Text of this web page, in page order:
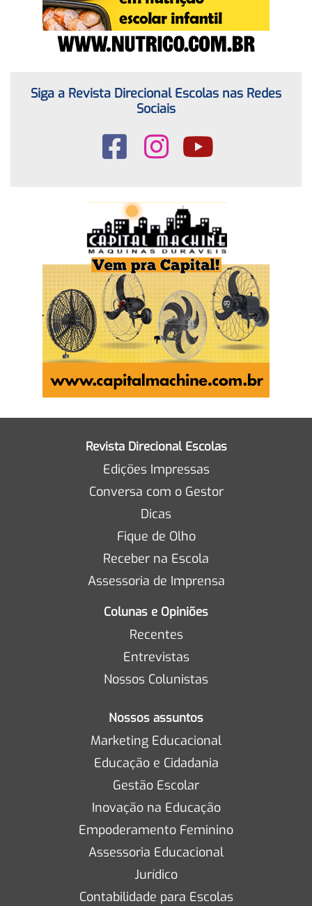
Siga a Revista Direcional Escolas nas Redes
Sociais
Revista Direcional Escolas
Edições Impressas
Conversa com o Gestor
Dicas
Fique de Olho
Receber na Escola
Assessoria de Imprensa
Colunas e Opiniões
Recentes
Entrevistas
Nossos Colunistas
Nossos assuntos
Marketing Educacional
Educação e Cidadania
Gestão Escolar
Inovação na Educação
Empoderamento Feminino
Assessoria Educacional
Jurídico
Contabilidade para Escolas